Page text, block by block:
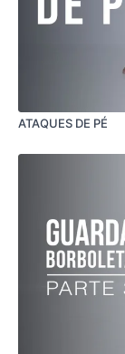
ATAQUES DE PÉ